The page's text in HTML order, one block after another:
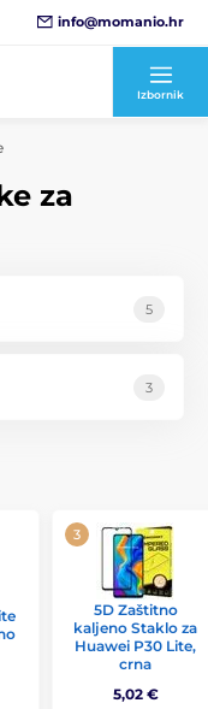
info@momanio.hr
Izbornik
za
5
3
5D Zaštitno
kaljeno Staklo za
Huawei P30 Lite,
crna
5,02 €